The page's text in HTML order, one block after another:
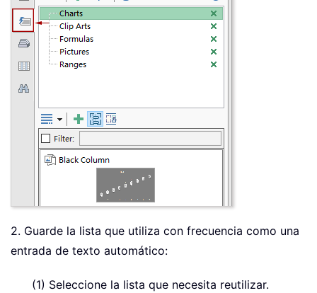
2. Guarde la lista que utiliza con frecuencia como una
entrada de texto automático:
(1) Seleccione la lista que necesita reutilizar.